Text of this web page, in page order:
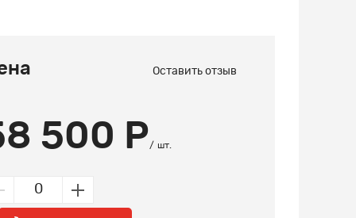
Оставить отзыв
500 Р шт.